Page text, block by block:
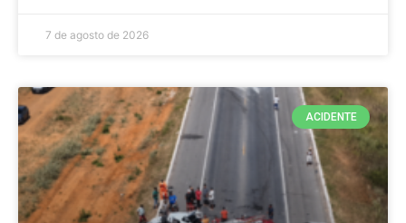
7 de agosto de 2026
ACIDENTE